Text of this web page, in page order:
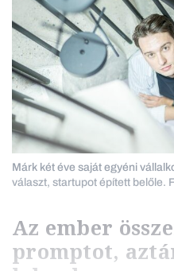
Márk két éve saját egyéni
választ, startupot épített belőle.
Az ember
promptot,